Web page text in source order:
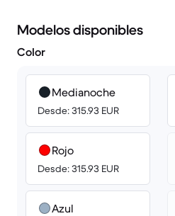
Modelos disponibles
Color
Medianoche
Desde: 315.93 EUR
Rojo
Desde: 315.93 EUR
Azul